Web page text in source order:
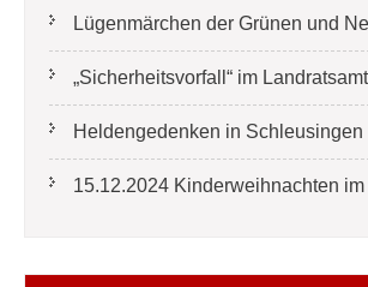
Lügenmärchen der Grünen und
„Sicherheitsvorfall“ im
Heldengedenken in Schleusingen
15.12.2024 Kinderweihnachten